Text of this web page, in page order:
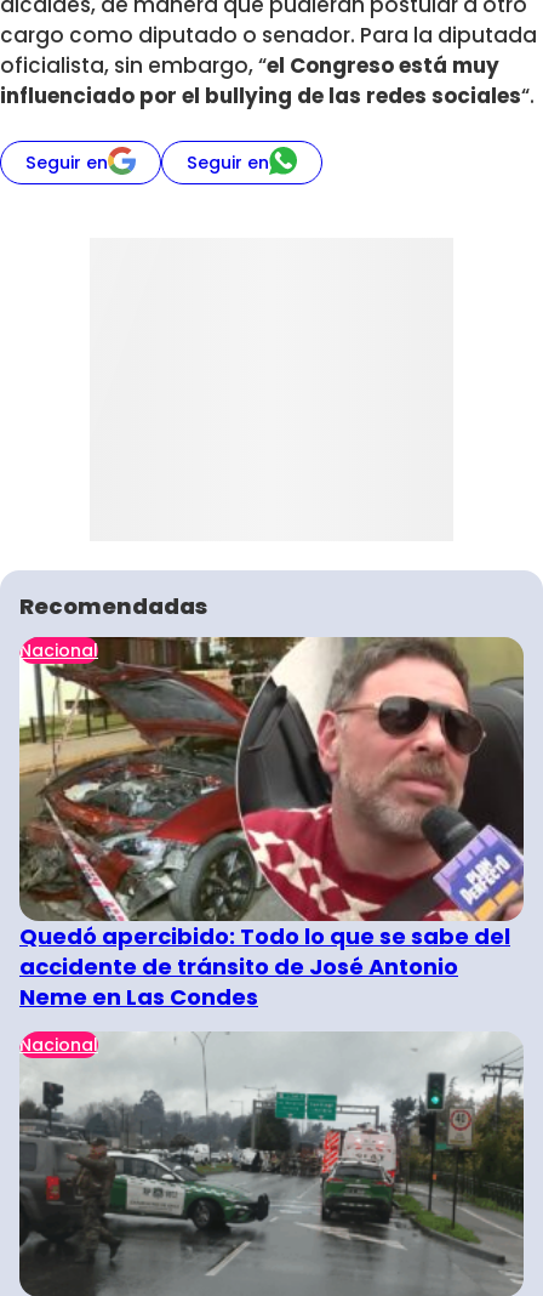
cargo como diputado o senador. Para la diputada
oficialista, sin embargo, “el Congreso está muy
influenciado por el bullying de las redes sociales“.
Seguir en Seguir en
Recomendadas
Nacional
Quedó apercibido: Todo lo que se sabe del
accidente de tránsito de José Antonio
Neme en Las Condes
Nacional